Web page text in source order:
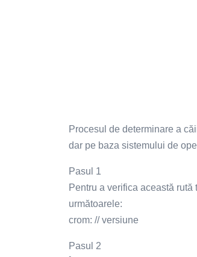
Procesul de determinare a
dar pe baza sistemului de
Pasul 1
Pentru a verifica această
următoarele:
crom: // versiune
Pasul 2